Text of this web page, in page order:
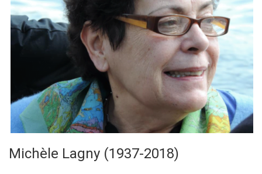
Michèle Lagny (1937-2018)